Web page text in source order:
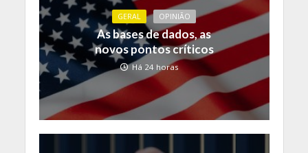
GERAL OPINIÃO
As bases de dados, as
novos pontos críticos
Há 24 horas